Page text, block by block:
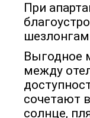
При
Выгодное
между
сочетают
солнце,